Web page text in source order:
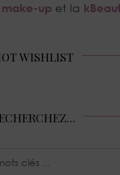
make-up et la
WISHLIST